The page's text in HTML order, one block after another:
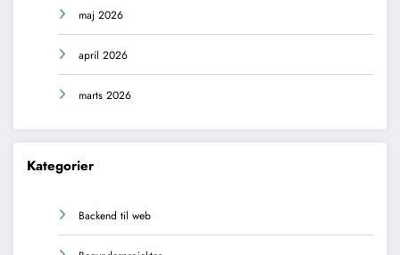
maj 2026
april 2026
marts 2026
Kategorier
Backend til web